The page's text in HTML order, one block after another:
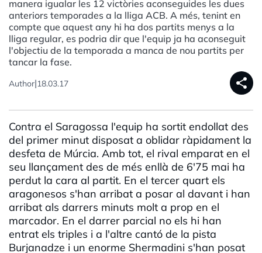
manera igualar les 12 victòries aconseguides les dues
anteriors temporades a la lliga ACB. A més, tenint en
compte que aquest any hi ha dos partits menys a la
lliga regular, es podria dir que l'equip ja ha aconseguit
l'objectiu de la temporada a manca de nou partits per
tancar la fase.
Author|18.03.17 share
Contra el Saragossa l'equip ha sortit endollat des
del primer minut disposat a oblidar ràpidament la
desfeta de Múrcia. Amb tot, el rival emparat en el
seu llançament des de més enllà de 6'75 mai ha
perdut la cara al partit. En el tercer quart els
aragonesos s'han arribat a posar al davant i han
arribat als darrers minuts molt a prop en el
marcador. En el darrer parcial no els hi han
entrat els triples i a l'altre cantó de la pista
Burjanadze i un enorme Shermadini s'han posat